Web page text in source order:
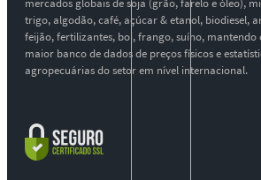
mercados globais de soja (grão, farelo e óleo),
trigo, algodão, café, açúcar & etanol, biodiesel,
feijão, fertilizantes, boi, frango, suíno, mantendo
maior banco de dados de preços físicos e
agropecuárias do setor em nível internacional.